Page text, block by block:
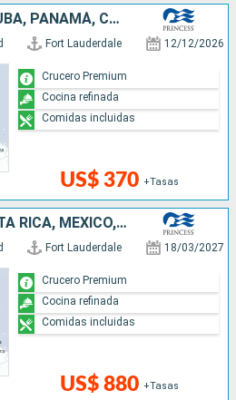
ESTADOS UNIDOS, ARUBA, PANAMÁ, COSTA RICA, MÉXICO
Fort Lauderdale 12/12/2026
US$ 370 +Tasas
Crucero Premium
Cocina refinada
Comidas incluidas
ARUBA, PANAMÁ, COSTA RICA, MÉXICO, ESTADOS UNIDOS
Fort Lauderdale 18/03/2027
US$ 880 +Tasas
Crucero Premium
Cocina refinada
Comidas incluidas